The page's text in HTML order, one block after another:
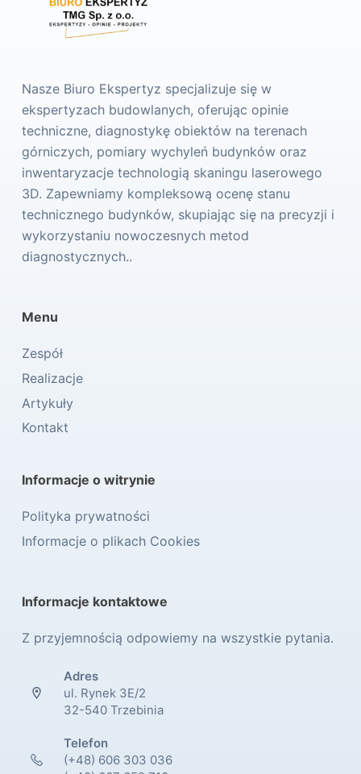
Nasze Biuro Ekspertyz specjalizuje się w
ekspertyzach budowlanych, oferując opinie
techniczne, diagnostykę obiektów na terenach
górniczych, pomiary wychyleń budynków oraz
inwentaryzacje technologią skaningu laserowego
3D. Zapewniamy kompleksową ocenę stanu
technicznego budynków, skupiając się na precyzji i
wykorzystaniu nowoczesnych metod
diagnostycznych..
Menu
Zespół
Realizacje
Artykuły
Kontakt
Informacje o witrynie
Polityka prywatności
Informacje o plikach Cookies
Informacje kontaktowe
Z przyjemnością odpowiemy na wszystkie pytania.
Adres
ul. Rynek 3E/2
32-540 Trzebinia
Telefon
(+48) 606 303 036